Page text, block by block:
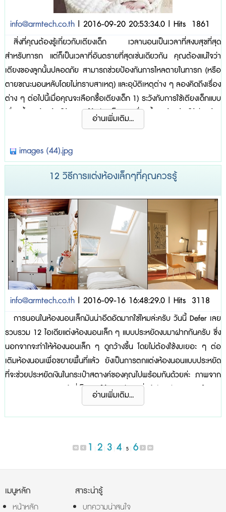
info@armtech.co.th| 2016-09-20 20:53:34.0 | Hits 1861
สิ่งที่คุณต้องรู้เกี่ยวกับเตียงเด็ก เวลานอนเป็นเวลาที่สงบสุขที่สุด
สำหรับทารก แต่ก็เป็นเวลาที่อันตรายที่สุดเช่นเดียวกัน คุณต้องแน่ใจว่า
เตียงของลูกนั้นปลอดภัย สามารถช่วยป้องกันการไหลตายในทารก (หรือ
ตายขณะนอนหลับโดยไม่ทราบสาเหตุ) และอุบัติเหตุต่าง ๆ ลองคิดถึงเรื่อง
ต่าง ๆ ต่อไปนี้เมื่อคุณจะเลือกซื้อเตียงเด็ก 1) ระวังกับการใช้เตียงเด็กแบบ
เลื่อนขึ้นลงด้านข้างได้ การใช้เตียงเด็กแบบเลื่อนขึ้นลงด้านข้างได้ค่อนข้าง
สะดวกสำหรับคุณพ่อคุณแม่เพราะสามารถยกเด็กวางลงในเตียงและยกเด็ก
อ่านเพิ่มเติม...
images (44).jpg
12 วิธีการแต่งห้องเล็กๆที่คุณควรรู้
info@armtech.co.th| 2016-09-16 16:48:29.0 | Hits 3118
การนอนในห้องนอนเล็กมันน่าอึดอัดมากใช่ไหมล่ะครับ วันนี้ Defer เลย
รวบรวม 12 ไอเดียแต่งห้องนอนเล็ก ๆ แบบประหยัดงบมาฝากกันครับ ซึ่ง
นอกจากจะทำให้ห้องนอนเล็ก ๆ ดูกว้างขึ้น โดยไม่ต้องใช้งบเยอะ ๆ ต่อ
เติมห้องนอนเพื่อขยายพื้นที่แล้ว ยังเป็นการตกแต่งห้องนอนแบบประหยัด
ที่จะช่วยประหยัดเงินในกระเป๋าสตางค์ของคุณไปพร้อมกันด้วยล่ะ ภาพจาก
Holly Marder 1. ทำที่เก็บของให้แนบเนียน สิ่งสำคัญประการแรกในการ
ตกแต่งห้องนอนเล็ก ๆ ให้น่าอยู่ก็คือ มีที่เก็บของไว้ซ่อนของกระจุกกระจิก
ให้พ้นสายตาและที่สำคัญจะต้องไม่กินพื้นที่ในห้...
อ่านเพิ่มเติม...
1 2 3 4 5 6
เมนูหลัก
หน้าหลัก
สาระน่ารู้
บทความน่าสนใจ